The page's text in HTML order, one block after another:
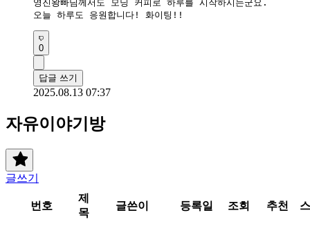
영진왕빠님께서도 모닝 커피로 하루를 시작하시는군요.
오늘 하루도 응원합니다! 화이팅!!
0
답글 쓰기
2025.08.13 07:37
자유이야기방
글쓰기
번호
제
목
글쓴이 등록일 조회 추천